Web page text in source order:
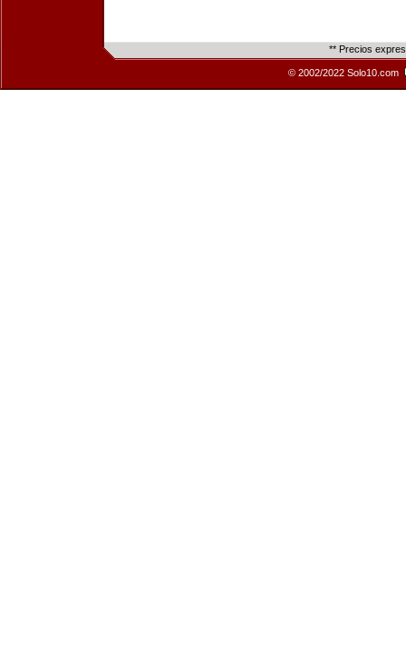
** Precios
© 2002/2022 Solo10.com